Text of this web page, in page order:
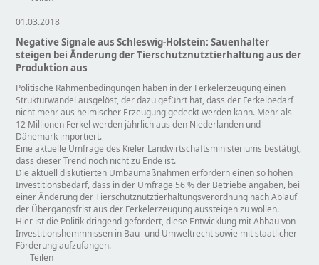
01.03.2018
Negative Signale aus Schleswig-Holstein: Sauenhalter
steigen bei Änderung der Tierschutznutztierhaltung aus der
Produktion aus
Politische Rahmenbedingungen haben in der Ferkelerzeugung einen
Strukturwandel ausgelöst, der dazu geführt hat, dass der Ferkelbedarf
nicht mehr aus heimischer Erzeugung gedeckt werden kann. Mehr als
12 Millionen Ferkel werden jährlich aus den Niederlanden und
Dänemark importiert.
Eine aktuelle Umfrage des Kieler Landwirtschaftsministeriums bestätigt,
dass dieser Trend noch nicht zu Ende ist.
Die aktuell diskutierten Umbaumaßnahmen erfordern einen so hohen
Investitionsbedarf, dass in der Umfrage 56 % der Betriebe angaben, bei
einer Änderung der Tierschutznutztierhaltungsverordnung nach Ablauf
der Übergangsfrist aus der Ferkelerzeugung aussteigen zu wollen.
Hier ist die Politik dringend gefordert, diese Entwicklung mit Abbau von
Investitionshemmnissen in Bau- und Umweltrecht sowie mit staatlicher
Förderung aufzufangen.
Teilen